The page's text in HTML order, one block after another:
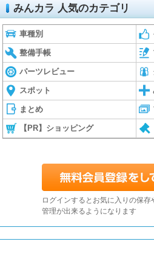
みんカラ 人気のカテゴリ
車種別
整備手帳
パーツレビュー
スポット
まとめ
【PR】ショッピング
ログインするとお気に入りの保存
管理が出来るようになります